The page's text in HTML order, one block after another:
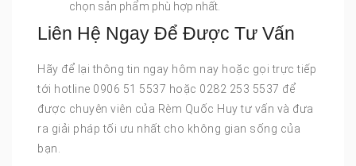
chọn sản phẩm phù hợp nhất.
Liên Hệ Ngay Để Được Tư Vấn
Hãy để lại thông tin ngay hôm nay hoặc gọi trực tiếp
tới hotline 0906 51 5537 hoặc 0282 253 5537 để
được chuyên viên của Rèm Quốc Huy tư vấn và đưa
ra giải pháp tối ưu nhất cho không gian sống của
bạn.